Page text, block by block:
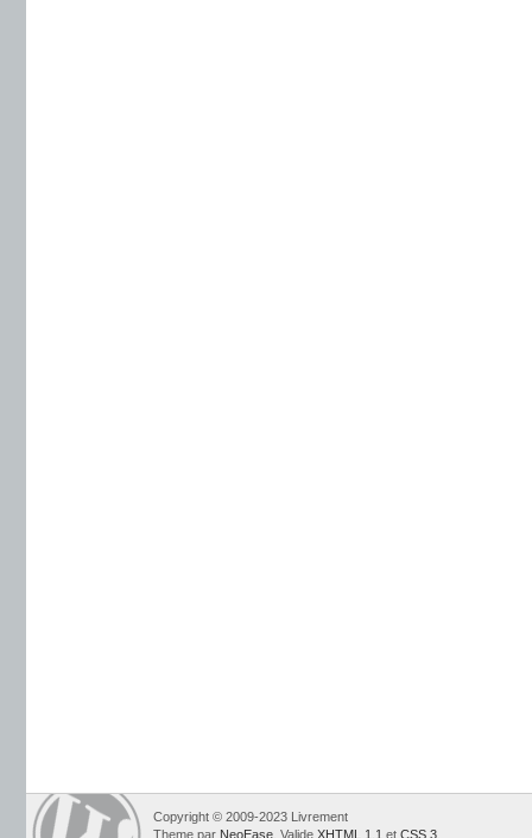
Copyright © 2009-2023 Livrement
Theme par NeoEase . Valide XHTML 1.1 et CSS 3